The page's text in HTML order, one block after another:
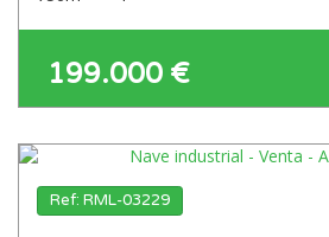
199.000 €
Ref: RML-03229